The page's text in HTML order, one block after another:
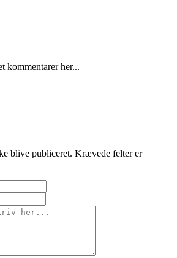
kommentarer her...
blive publiceret. Krævede felter er